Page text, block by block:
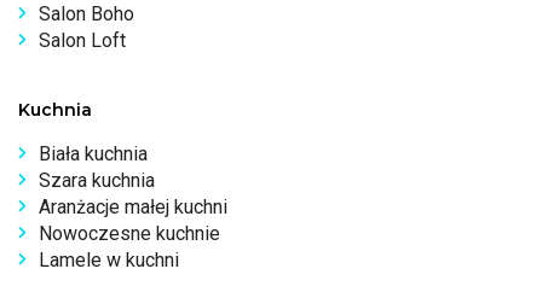
Salon Boho
Salon Loft
Kuchnia
Biała kuchnia
Szara kuchnia
Aranżacje małej kuchni
Nowoczesne kuchnie
Lamele w kuchni